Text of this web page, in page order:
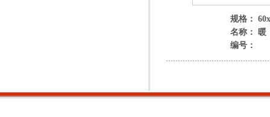
规格：
名称： 暖
编号：